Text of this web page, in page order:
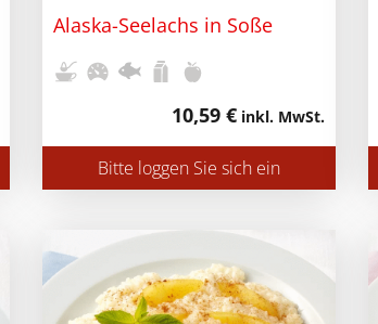
Alaska-Seelachs in Soße
10,59 € inkl. MwSt.
Bitte loggen Sie sich ein